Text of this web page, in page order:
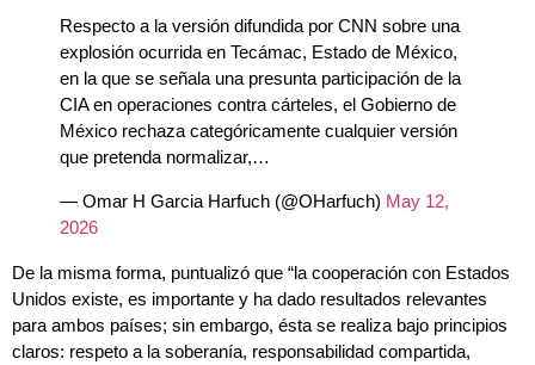
Respecto a la versión difundida por CNN sobre una
explosión ocurrida en Tecámac, Estado de México,
en la que se señala una presunta participación de la
CIA en operaciones contra cárteles, el Gobierno de
México rechaza categóricamente cualquier versión
que pretenda normalizar,…
— Omar H Garcia Harfuch (@OHarfuch) May 12,
2026
De la misma forma, puntualizó que “la cooperación con Estados
Unidos existe, es importante y ha dado resultados relevantes
para ambos países; sin embargo, ésta se realiza bajo principios
claros: respeto a la soberanía, responsabilidad compartida,